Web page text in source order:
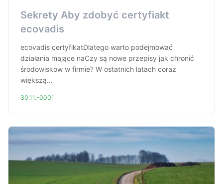
Sekrety Aby zdobyć certyfiakt
ecovadis
ecovadis certyfikatDlatego warto podejmować
działania mające naCzy są nowe przepisy jak chronić
środowiskow w firmie? W ostatnich latach coraz
większą...
30.11.-0001